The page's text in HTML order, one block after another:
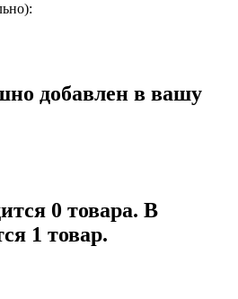
добавлен в вашу
0 товара. В
1 товар.